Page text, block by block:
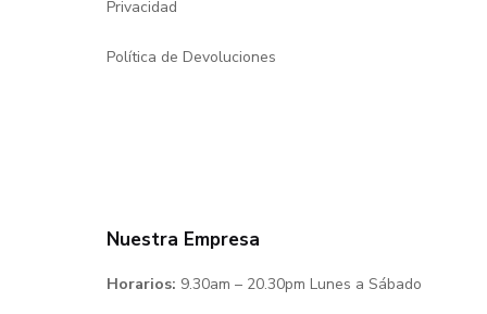
Privacidad
Política de Devoluciones
Nuestra Empresa
Horarios: 9.30am – 20.30pm Lunes a Sábado